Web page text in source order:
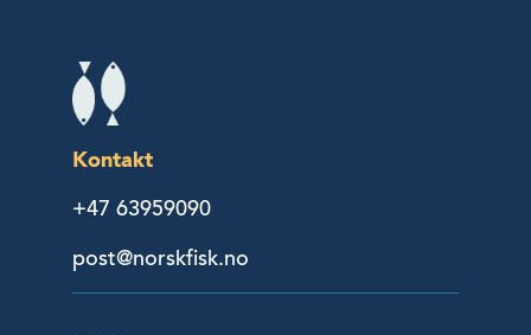
Kontakt
+47 63959090
post@norskfisk.no